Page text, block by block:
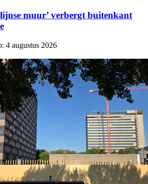
muur’ verbergt buitenkant
4 augustus 2026